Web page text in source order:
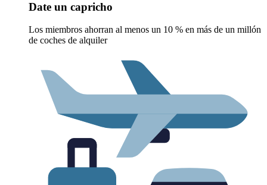
Date un capricho
Los miembros ahorran al menos un 10 % en más de un millón
de coches de alquiler